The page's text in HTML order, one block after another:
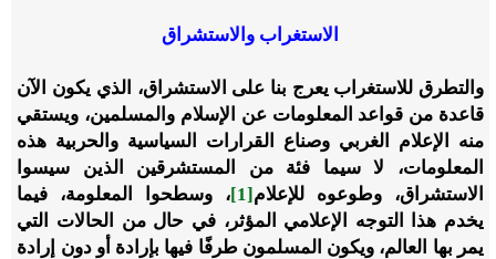
الاستغراب والاستشراق
والتطرق للاستغراب يعرج بنا على الاستشراق، الذي يكون الآن
قاعدة من قواعد المعلومات عن الإسلام والمسلمين، ويستقي
منه الإعلام الغربي وصناع القرارات السياسية والحربية هذه
المعلومات، لا سيما فئة من المستشرقين الذين سيسوا
الاستشراق، وطوعوه للإعلام[1]
، وسطحوا المعلومة، فيما
يخدم هذا التوجه الإعلامي المؤثر، في حال من الحالات التي
يمر بها العالم، ويكون المسلمون طرفًا فيها بإرادة أو دون إرادة